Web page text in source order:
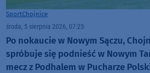
SportChojnice
środa, 5 sierpnia 2026, 07:25
Po nokaucie w Nowym Sączu,
spróbuje się podnieść w Nowym
mecz z Podhalem w Pucharze